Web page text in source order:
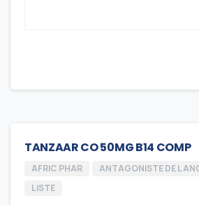
TANZAAR CO 50MG B14 COMP
AFRIC PHAR
ANTAGONISTE DE L
LISTE